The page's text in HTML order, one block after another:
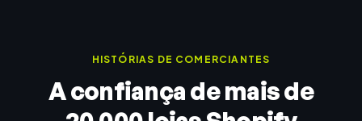
HISTÓRIAS DE COMERCIANTES
A confiança de mais de